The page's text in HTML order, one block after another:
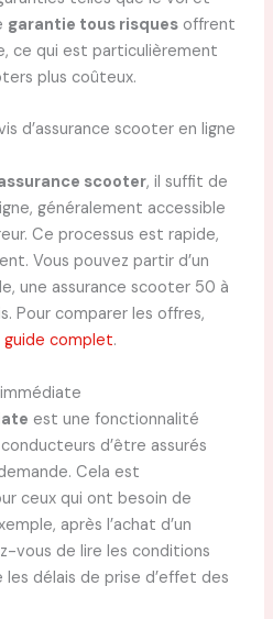
garantie tous risquesoffrent
ce qui est particulièrement
plus coûteux.
d’assurance scooter en ligne
scooter, il suffit de
généralement accessible
Ce processus est rapide,
Vous pouvez partir d’un
une assurance scooter 50 à
Pour comparer les offres,
guide complet.
est une fonctionnalité
d’être assurés
Cela est
ceux qui ont besoin de
après l’achat d’un
vous de lire les conditions
délais de prise d’effet des